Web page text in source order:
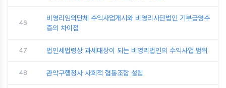
46
비영리임의단체 수익사업개시와 비영리사단법인 기부금영수
증의 차이점
47 법인세법령상 과세대상이 되는 비영리법인의 수익사업 범위
48 관악구행정사 사회적 협동조합 설립